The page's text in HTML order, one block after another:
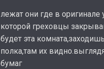
лежат они где в
которой греховцы
будет эта
полка,там их
бумаг